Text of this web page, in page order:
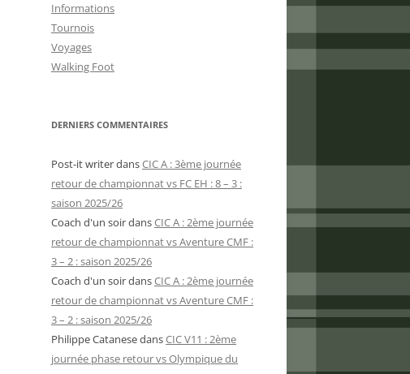
Informations
Tournois
Voyages
Walking Foot
DERNIERS COMMENTAIRES
Post-it writerdansCIC A : 3ème journée
retour de championnat vs FC EH : 8 – 3 :
saison 2025/26
Coach d'un soirdansCIC A : 2ème journée
retour de championnat vs Aventure CMF :
3 – 2 : saison 2025/26
Coach d'un soirdansCIC A : 2ème journée
retour de championnat vs Aventure CMF :
3 – 2 : saison 2025/26
Philippe CatanesedansCIC V11 : 2ème
journée phase retour vs Olympique du